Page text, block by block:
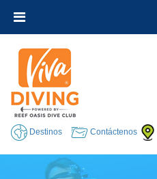
Destinos Contáctenos